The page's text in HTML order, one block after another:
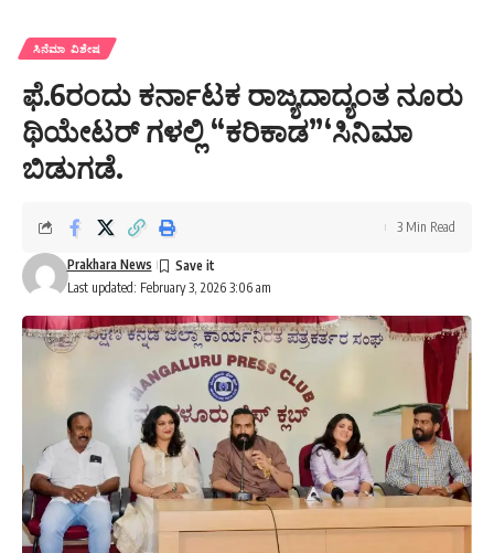
ಸಿನೆಮಾ ವಿಶೇಷ
ಫೆ.6ರಂದು ಕರ್ನಾಟಕ ರಾಜ್ಯದಾದ್ಯಂತ ನೂರು
ಥಿಯೇಟರ್ ಗಳಲ್ಲಿ “ಕರಿಕಾಡ”‘ಸಿನಿಮಾ
ಬಿಡುಗಡೆ.
Last updated: February 3, 2026 3:06 am
Prakhara News
3 Min Read